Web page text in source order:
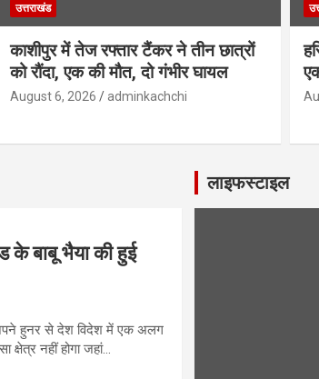
उत्तराखंड
काशीपुर में तेज रफ्तार टैंकर ने तीन छात्रों
को रौंदा, एक की मौत, दो गंभीर घायल
August 6, 2026 adminkachchi
के बाबू भैया की हुई
हुनर से देश विदेश में एक अलग
नहीं होगा जहां…
लाइफस्टाइल